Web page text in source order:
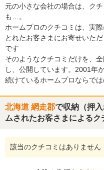
元の小さな会社の場合は、ク
も…。
ホームプロのクチコミは、実
とれたお客さまにお寄せいた
です
そのようなクチコミだけを、
し、公開しています。2001年
続けているホームプロならでは
北海道 網走郡で収納（押
ムされたお客さまによるク
該当のクチコミはありません